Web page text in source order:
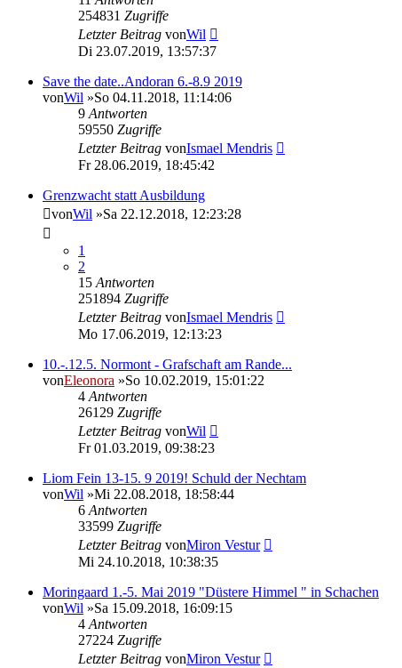
254831 Zugriffe
Letzter Beitrag vonWil
Di 23.07.2019, 13:57:37
Save the date..Andoran 6.-8.9 2019
vonWil »So 04.11.2018, 11:14:06
9 Antworten
59550 Zugriffe
Letzter Beitrag vonIsmael Mendris
Fr 28.06.2019, 18:45:42
Grenzwacht statt Ausbildung
vonWil »Sa 22.12.2018, 12:23:28
1
2
15 Antworten
251894 Zugriffe
Letzter Beitrag vonIsmael Mendris
Mo 17.06.2019, 12:13:23
10.-.12.5. Normont - Grafschaft am Rande...
vonEleonora »So 10.02.2019, 15:01:22
4 Antworten
26129 Zugriffe
Letzter Beitrag vonWil
Fr 01.03.2019, 09:38:23
Liom Fein 13-15. 9 2019! Schuld der Nechtam
vonWil »Mi 22.08.2018, 18:58:44
6 Antworten
33599 Zugriffe
Letzter Beitrag vonMiron Vestur
Mi 24.10.2018, 10:38:35
Moringaard 1.-5. Mai 2019 "Düstere Himmel " in Schachen
vonWil »Sa 15.09.2018, 16:09:15
4 Antworten
27224 Zugriffe
Letzter Beitrag vonMiron Vestur